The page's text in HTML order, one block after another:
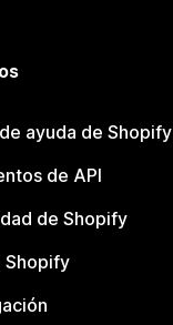
ayuda de Shopify
de API
de Shopify
Shopify